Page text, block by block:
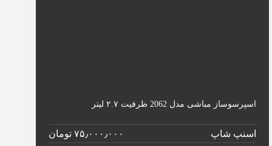
اسپرسوساز مباشی مدل 2062 ظرفیت ۲.۷ لیتر
اسنپ شاپ
۷۵٫۰۰۰٫۰۰۰ تومان